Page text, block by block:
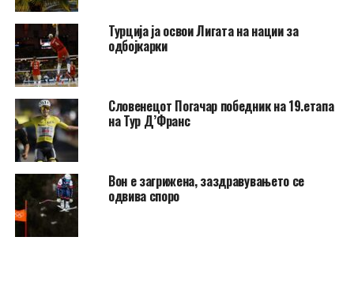
Турција ја освои Лигата на нации за
одбојкарки
Словенецот Погачар победник на 19.етапа
на Тур Д’Франс
Вон е загрижена, заздравувањето се
одвива споро